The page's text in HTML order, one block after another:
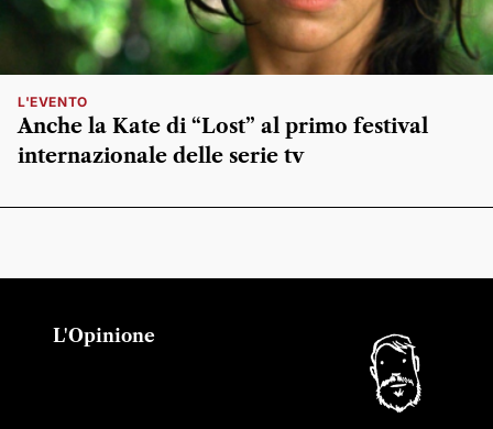
L'EVENTO
Anche la Kate di “Lost” al primo festival
internazionale delle serie tv
L'Opinione